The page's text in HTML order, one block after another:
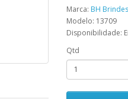
Marca: BH Brindes
Modelo: 13709
Disponibilidade:
Qtd